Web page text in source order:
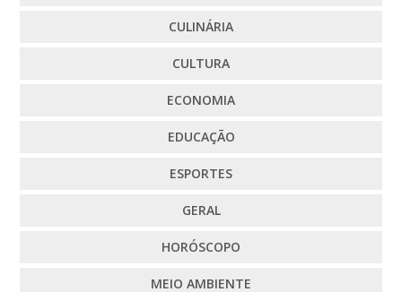
CULINÁRIA
CULTURA
ECONOMIA
EDUCAÇÃO
ESPORTES
GERAL
HORÓSCOPO
MEIO AMBIENTE